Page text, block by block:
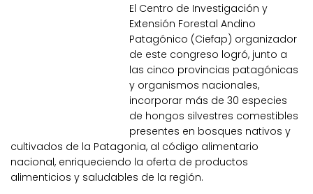
El Centro de Investigación y
Extensión Forestal Andino
Patagónico (Ciefap) organizador
de este congreso logró, junto a
las cinco provincias patagónicas
y organismos nacionales,
incorporar más de 30 especies
de hongos silvestres comestibles
presentes en bosques nativos y
cultivados de la Patagonia, al código alimentario
nacional, enriqueciendo la oferta de productos
alimenticios y saludables de la región.